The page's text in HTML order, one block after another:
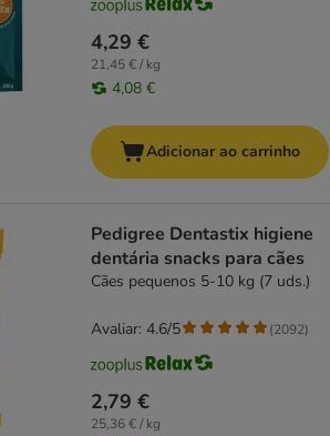
4,29 €
21,45 € / kg
4,08 €
Adicionar ao carrinho
Pedigree Dentastix higiene
dentária snacks para cães
Cães pequenos 5-10 kg (7 uds.)
2,79 €
25,36 € / kg
Avaliar: 4.6/5 (2092)